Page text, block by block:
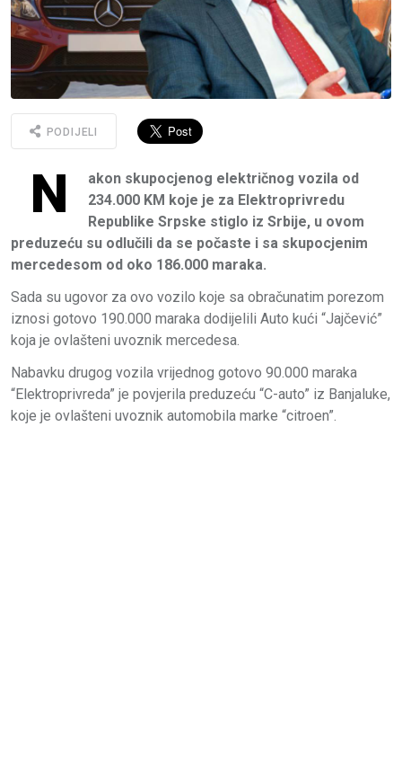
PODIJELI
N
akon skupocjenog električnog vozila od
234.000 KM koje je za Elektroprivredu
Republike Srpske stiglo iz Srbije, u ovom
preduzeću su odlučili da se počaste i sa skupocjenim
mercedesom od oko 186.000 maraka.
Sada su ugovor za ovo vozilo koje sa obračunatim porezom
iznosi gotovo 190.000 maraka dodijelili Auto kući “Jajčević”
koja je ovlašteni uvoznik mercedesa.
Nabavku drugog vozila vrijednog gotovo 90.000 maraka
“Elektroprivreda” je povjerila preduzeću “C-auto” iz Banjaluke,
koje je ovlašteni uvoznik automobila marke “citroen”.